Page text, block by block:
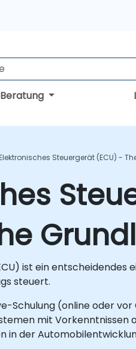
Beratung
Steuergerät (ECU) -
ist ein
steuert.
Schulung (online oder
mit Vorkenntnissen
in der